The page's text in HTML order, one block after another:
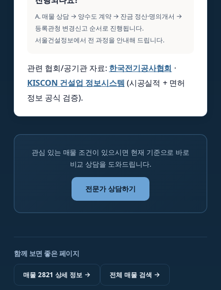
A. 매물 상담 → 양수도 계약 → 잔금 정산·명의개서 →
등록관청 변경신고 순서로 진행됩니다.
서울건설정보에서 전 과정을 안내해 드립니다.
관련 협회/공기관 자료: 한국전기공사협회 ·
KISCON 건설업 정보시스템 (시공실적 + 면허
정보 공식 검증).
관심 있는 매물 조건이 있으시면 현재 기준으로 바로
비교 상담을 도와드립니다.
전문가 상담하기
함께 보면 좋은 페이지
매물 2821 상세 정보 → 전체 매물 검색 →